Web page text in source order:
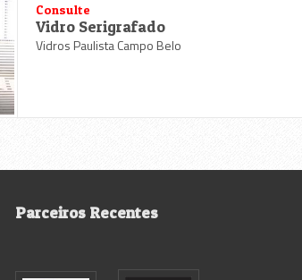
Consulte
Vidro Serigrafado
Vidros Paulista Campo Belo
Parceiros Recentes